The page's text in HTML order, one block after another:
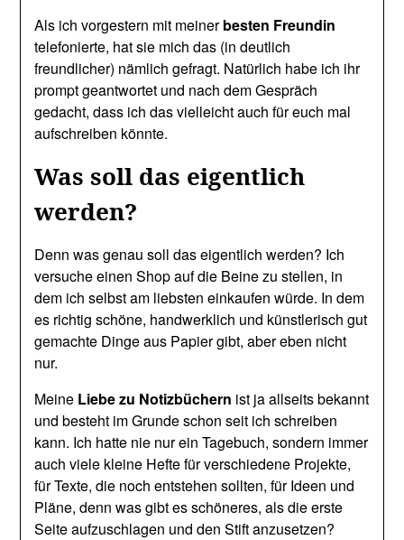
Als ich vorgestern mit meinerbesten Freundin
telefonierte, hat sie mich das (in deutlich
freundlicher) nämlich gefragt. Natürlich habe ich ihr
prompt geantwortet und nach dem Gespräch
gedacht, dass ich das vielleicht auch für euch mal
aufschreiben könnte.
Was soll das eigentlich
werden?
Denn was genau soll das eigentlich werden? Ich
versuche einen Shop auf die Beine zu stellen, in
dem ich selbst am liebsten einkaufen würde. In dem
es richtig schöne, handwerklich und künstlerisch gut
gemachte Dinge aus Papier gibt, aber eben nicht
nur.
Meine Liebe zu Notizbüchern ist ja allseits bekannt
und besteht im Grunde schon seit ich schreiben
kann. Ich hatte nie nur ein Tagebuch, sondern immer
auch viele kleine Hefte für verschiedene Projekte,
für Texte, die noch entstehen sollten, für Ideen und
Pläne, denn was gibt es schöneres, als die erste
Seite aufzuschlagen und den Stift anzusetzen?